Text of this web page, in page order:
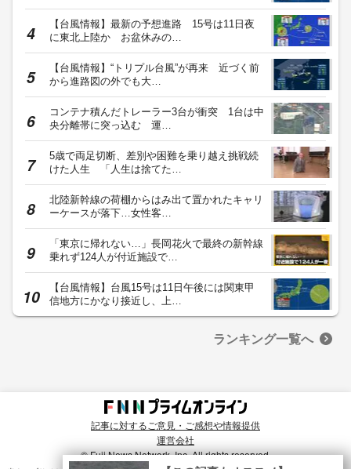
【台風情報】最新の予想進路 15号は11日夜
に東北上陸か お盆休みの…
【台風情報】“トリプル台風”が再来 近づく前
から進路図の外でも大…
コンテナ積んだトレーラー3台が衝突 1台は中
央分離帯に突っ込む 運…
5歳で両足切断、差別や困難を乗り越え挑戦続
けた人生 「人生は捨てた…
北陸新幹線の荷棚からはみ出て置かれたキャリ
ーケースが落下…女性客…
「東京に帰れない…」長岡花火で最終の新幹線
乗れず124人が付近施設で…
【台風情報】台風15号は11日午後には関東甲
信地方にかなり接近し、上…
ランキング一覧へ
記事に対するご意見・ご感想や情報提供
運営会社
© Fuji News Network, Inc. All rights reserved.